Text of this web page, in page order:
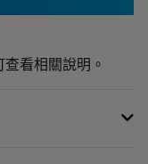
看相關說明。